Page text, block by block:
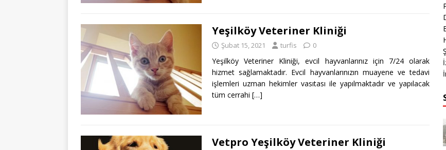
Yeşilköy Veteriner Kliniği
Şubat 15, 2021 turfis 0
Yeşilköy Veteriner Kliniği, evcil hayvanlarınız için 7/24 olarak
hizmet sağlamaktadır. Evcil hayvanlarınızın muayene ve tedavi
işlemleri uzman hekimler vasıtası ile yapılmaktadır ve yapılacak
tüm cerrahi […]
Vetpro Yeşilköy Veteriner Kliniği